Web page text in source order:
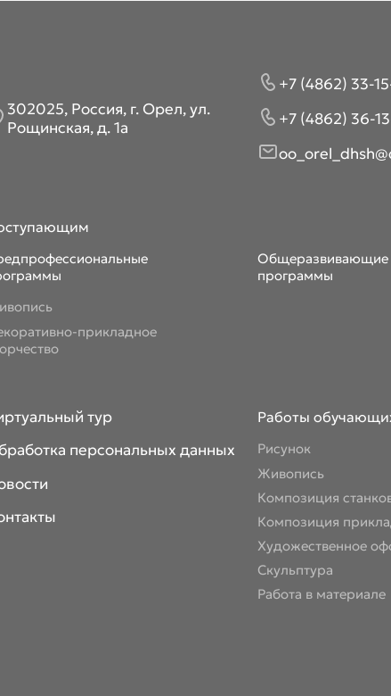
302025, Россия, г. Орел, ул.
Рощинская, д. 1а
+7 (4862) 33-
+7 (4862) 36-
прикладное
Общеразвивающие
программы
тур
персональных данных
Работы
Рисунок
Живопись
Композиция
Композиция
Художественное
Скульптура
Работа в материале